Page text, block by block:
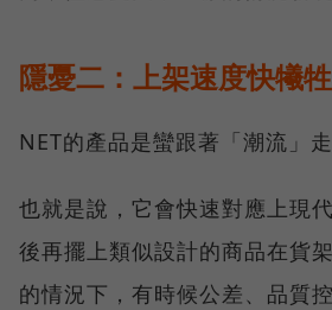
隱憂二：上架速度快犧
NET的產品是蠻跟著「潮流」走
也就是說，它會快速對應上現
後再擺上類似設計的商品在貨
的情況下，有時候公差、品質